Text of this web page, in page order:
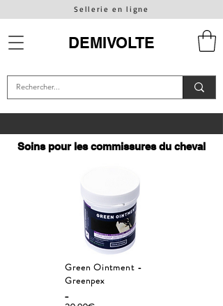
Sellerie en ligne
DEMIVOLTE
Soins pour les commissures du cheval
Green Ointment -
Greenpex
_